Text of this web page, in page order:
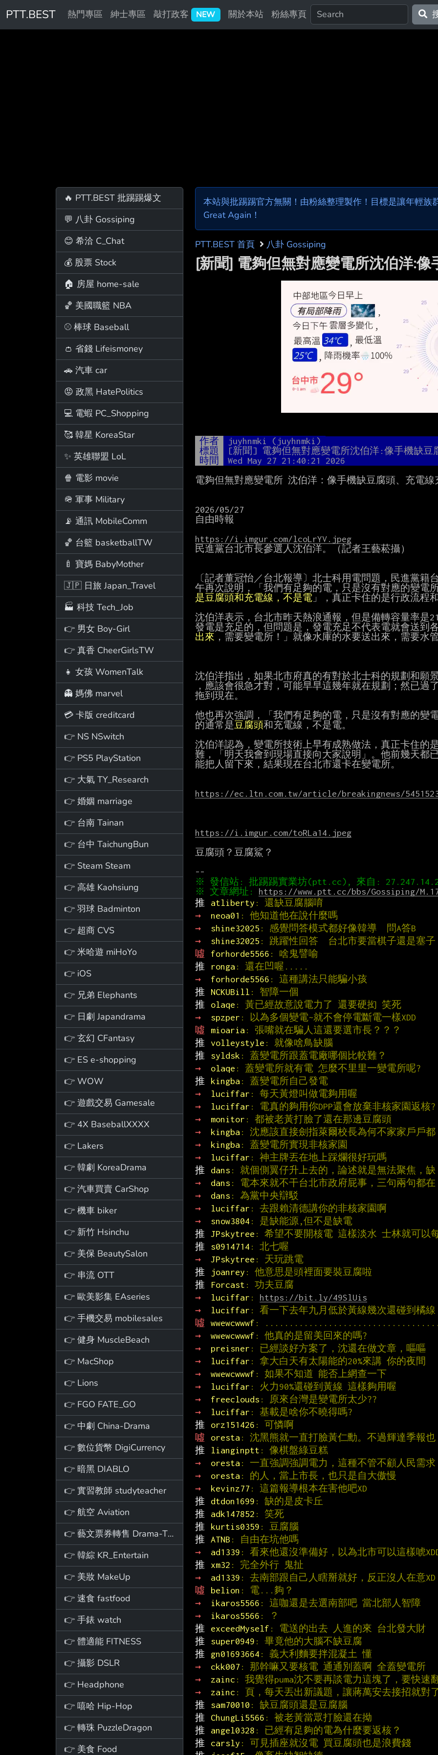
PTT.BEST 熱門專區 紳士專區 敲打政客 NEW 關於本站 粉絲專頁
🔥 PTT.BEST 批踢踢爆文
💬 八卦 Gossiping
😊 希洽 C_Chat
💰 股票 Stock
🏠 房屋 home-sale
🏀 美國職籃 NBA
⚾ 棒球 Baseball
👛 省錢 Lifeismoney
🚗 汽車 car
😡 政黑 HatePolitics
💻 電蝦 PC_Shopping
🥰 韓星 KoreaStar
✨ 英雄聯盟 LoL
🍿 電影 movie
🪖 軍事 Military
📡 通訊 MobileComm
🏀 台籃 basketballTW
🍼 寶媽 BabyMother
🇯🇵 日旅 Japan_Travel
🏭 科技 Tech_Job
👉 男女 Boy-Girl
👉 真香 CheerGirlsTW
👧 女孩 WomenTalk
👻 媽佛 marvel
💳 卡版 creditcard
👉 NS NSwitch
👉 PS5 PlayStation
👉 大氣 TY_Research
👉 婚姻 marriage
👉 台南 Tainan
👉 台中 TaichungBun
👉 Steam Steam
👉 高雄 Kaohsiung
👉 羽球 Badminton
👉 超商 CVS
👉 米哈遊 miHoYo
👉 iOS
👉 兄弟 Elephants
👉 日劇 Japandrama
👉 玄幻 CFantasy
👉 ES e-shopping
👉 WOW
👉 遊戲交易 Gamesale
👉 4X BaseballXXXX
👉 Lakers
👉 韓劇 KoreaDrama
👉 汽車買賣 CarShop
👉 機車 biker
👉 新竹 Hsinchu
👉 美保 BeautySalon
👉 串流 OTT
👉 歐美影集 EAseries
👉 手機交易 mobilesales
👉 健身 MuscleBeach
👉 MacShop
👉 Lions
👉 FGO FATE_GO
👉 中劇 China-Drama
👉 數位貨幣 DigiCurrency
👉 暗黑 DIABLO
👉 實習教師 studyteacher
👉 航空 Aviation
👉 藝文票券轉售 Drama-Ticket
👉 韓綜 KR_Entertain
👉 美妝 MakeUp
👉 速食 fastfood
👉 手錶 watch
👉 體適能 FITNESS
👉 攝影 DSLR
👉 Headphone
👉 嘻哈 Hip-Hop
👉 轉珠 PuzzleDragon
👉 美食 Food
本站與批踢踢官方無關！由粉絲整理製作！目標是讓年輕族
Great Again！
PTT.BEST 首頁 八卦 Gossiping
[新聞] 電夠但無對應變電所沈伯洋:像
作者
juyhnmki (juyhnmki)
標題
[新聞] 電夠但無對應變電所沈伯洋:像手機缺豆
時間
Wed May 27 21:40:21 2026
電夠但無對應變電所 沈伯洋：像手機缺豆腐頭、充電線
2026/05/27
自由時報
https://i.imgur.com/lcoLrYV.jpeg
民進黨台北市長參選人沈伯洋。（記者王藝菘攝）
〔記者董冠怡／台北報導〕北士科用電問題，民進黨籍
午再次說明，「我們有足夠的電，只是沒有對應的變電
是豆腐頭和充電線，不是電 」，真正卡住的是行政流程
沈伯洋表示，台北市昨天熱浪通報，但是備轉容量率是
發電是充足的，但問題是，發電充足不代表電就會送到
出來 ，需要變電所！」就像水庫的水要送出來，需要水
沈伯洋指出，如果北市府真的有對於北士科的規劃和願
，應該會很急才對，可能早早這幾年就在規劃；然已過
拖到現在。
他也再次強調，「我們有足夠的電，只是沒有對應的變
的通常是豆腐頭和充電線，不是電。
沈伯洋認為，變電所技術上早有成熟做法，真正卡住的
難，「明天我會到現場直接向大家說明」。他前幾天都
能把人留下來，結果現在台北市還卡在變電所。
https://ec.ltn.com.tw/article/breakingnews/
https://i.imgur.com/toRLa14.jpeg
豆腐頭？豆腐鯊？
※ 文章網址: https://www.ptt.cc/bbs/Gossiping/
推
atliberty : 還缺豆腐腦唷
→
neoa01 : 他知道他在說什麼嗎
→
shine32025 : 感覺問答模式都好像韓導  問A答B
→
shine32025 : 跳躍性回答  台北市要當棋子還是塞子
噓
forhorde5566 : 啥鬼譬喻
推
ronga : 還在凹喔.....
→
forhorde5566 : 這種講法只能騙小孩
推
NCKUBill : 智障一個
推
olaqe : 黃已經故意說電力了 還要硬抝 笑死
→
spzper : 以為多個變電~就不會停電斷電一樣XDD
噓
mioaria : 張嘴就在騙人這還要選市長？？？
推
volleystyle : 就像啥鳥缺腦
推
syldsk : 蓋變電所跟蓋電廠哪個比較難？
→
olaqe : 蓋變電所就有電 怎麼不里里一變電所呢?
推
kingba : 蓋變電所自己發電
→
luciffar : 每天黃燈叫做電夠用喔
→
luciffar : 電真的夠用你DPP還會放棄非核家園返核?
→
monitor : 都被老黃打臉了還在那邊豆腐頭
→
kingba : 沈應該直接劍指萊爾校長為何不家家戶戶都
→
kingba : 蓋變電所實現非核家園
→
luciffar : 神主牌丟在地上踩爛很好玩嗎
推
dans : 就個側翼仔升上去的，論述就是無法聚焦，缺
→
dans : 電本來就不干台北市政府屁事，三句兩句都在
→
dans : 為黨中央辯駁
→
luciffar : 去跟賴清德講你的非核家園啊
→
snow3804 : 是缺能源,但不是缺電
推 JPskytree : 希望不要開核電 這樣淡水 士林就可以
推
s0914714 : 北七喔
→
JPskytree : 天玩跳電
推
joanrey : 他意思是頭裡面要裝豆腐啦
推
Forcast : 功夫豆腐
→
luciffar : https://bit.ly/49SlUis
→
luciffar : 看一下去年九月低於黃線幾次還碰到橘線
噓 wwewcwwwf :
→
wwewcwwwf : 他真的是留美回來的嗎?
→
preisner : 已經談好方案了，沈還在做文章，嘔嘔
→
luciffar : 拿大白天有太陽能的20%來講 你的夜間
→
wwewcwwwf : 如果不知道 能否上網查一下
→
luciffar : 火力90%還碰到黃線 這樣夠用喔
→
freeclouds : 原來台灣是變電所太少??
→
luciffar : 基載是啥你不曉得嗎?
推
orz151426 : 可憐啊
噓
oresta : 沈黑熊就一直打臉黃仁勳。不過輝達季報也
推
lianginptt : 像棋盤綠豆糕
→
oresta : 一直強調強調電力，這種不管不顧人民需求
→
oresta : 的人，當上市長，也只是自大傲慢
→
kevinz77 : 這篇報導根本在害他吧XD
推
dtdon1699 : 缺的是皮卡丘
推
adk147852 : 笑死
推
kurtis0359 : 豆腐腦
推 ATNB : 自由在坑他嗎
→
ad1339 : 看來他還沒準備好，以為北市可以這樣唬
推
xm32 : 完全外行 鬼扯
→
ad1339 : 去南部跟自己人瞎掰就好，反正沒人在意XD
噓
belion : 電...夠？
→
ikaros5566 : 這咖還是去選南部吧 當北部人智障
→
ikaros5566 : ？
推
exceedMyself : 電送的出去 人進的來 台北發大財
推
super0949 : 畢竟他的大腦不缺豆腐
推
gn01693664 : 義大利麵要拌混凝土 懂
→
ckk007 : 那幹嘛又要核電 通通別蓋啊 全蓋變電所
→
zainc : 我覺得puma沈不要再談電力這塊了，要快速
→
zainc : 頁，每天丟出新議題，讓蔣萬安去接招就對
推
sam70010 : 缺豆腐頭還是豆腐腦
推
ChungLi5566 : 被老黃當眾打臉還在拗
推
angel0328 : 已經有足夠的電為什麼要返核？
推
carsly : 可見插座就沒電 買豆腐頭也是浪費錢